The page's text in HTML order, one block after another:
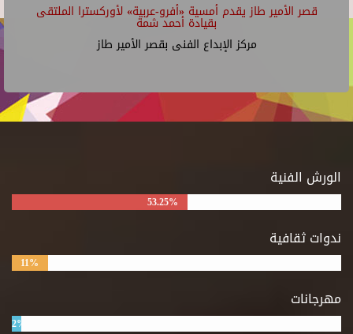
قصر الأمير طاز يقدم أمسية «أفرو-عربية» لأوركسترا الملتقى
بقيادة أحمد شمة
مركز الإبداع الفنى بقصر الأمير طاز
الورش الفنية
53.25%
ندوات ثقافية
11%
مهرجانات
2%